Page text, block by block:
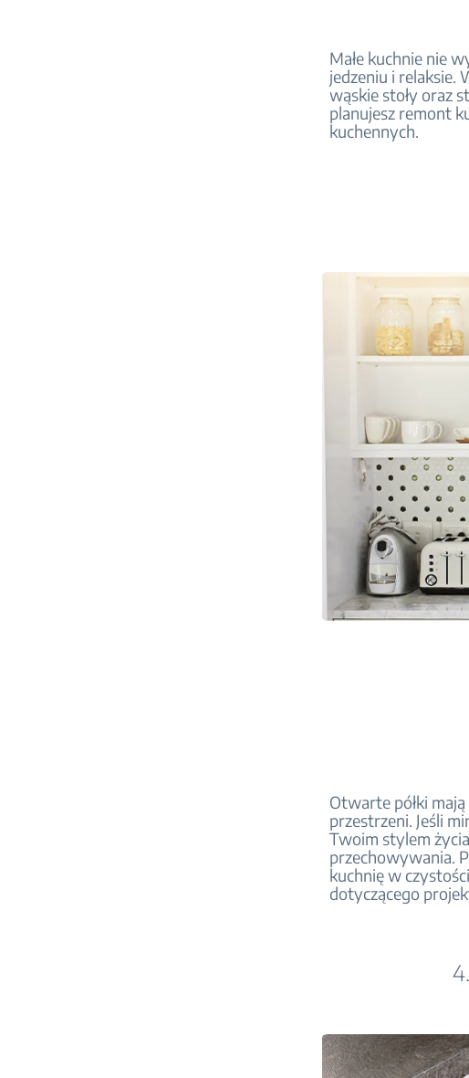
Małe kuchnie nie
jedzeniu i relaksie.
wąskie stoły oraz
planujesz remont
kuchennych.
Otwarte półki
przestrzeni. Jeśli
Twoim stylem
przechowywania.
kuchnię w
dotyczącego